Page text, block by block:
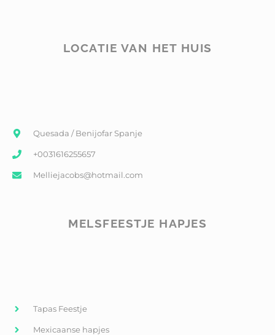
LOCATIE VAN HET HUIS
Quesada / Benijofar Spanje
+0031616255657
Melliejacobs@hotmail.com
MELSFEESTJE HAPJES
Tapas Feestje
Mexicaanse hapjes